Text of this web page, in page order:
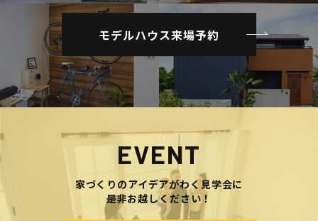
モデルハウス来場予約
EVENT
家づくりのアイデアがわく見学会に
是非お越しください！